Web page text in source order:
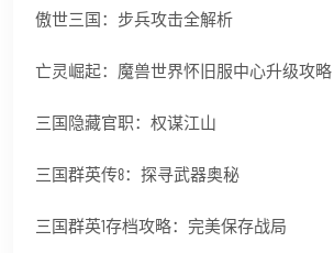
傲世三国：步兵攻击全解析
亡灵崛起：魔兽世界怀旧服中心升级攻略
三国隐藏官职：权谋江山
三国群英传8：探寻武器奥秘
三国群英1存档攻略：完美保存战局